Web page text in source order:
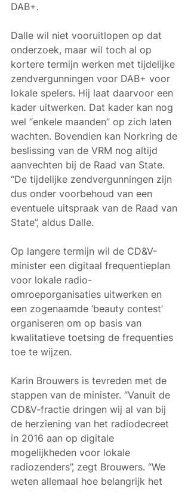
DAB+.
Dalle wil niet vooruitlopen op dat
onderzoek, maar wil toch al op
kortere termijn werken met tijdelijke
zendvergunningen voor DAB+ voor
lokale spelers. Hij laat daarvoor een
kader uitwerken. Dat kader kan nog
wel “enkele maanden” op zich laten
wachten. Bovendien kan Norkring de
beslissing van de VRM nog altijd
aanvechten bij de Raad van State.
“De tijdelijke zendvergunningen zijn
dus onder voorbehoud van een
eventuele uitspraak van de Raad van
State”, aldus Dalle.
Op langere termijn wil de CD&V-
minister een digitaal frequentieplan
voor lokale radio-
omroeporganisaties uitwerken en
een zogenaamde ‘beauty contest’
organiseren om op basis van
kwalitatieve toetsing de frequenties
toe te wijzen.
Karin Brouwers is tevreden met de
stappen van de minister. “Vanuit de
CD&V-fractie dringen wij al van bij
de herziening van het radiodecreet
in 2016 aan op digitale
mogelijkheden voor lokale
radiozenders”, zegt Brouwers. “We
weten allemaal hoe belangrijk het